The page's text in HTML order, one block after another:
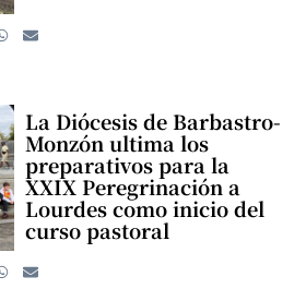
La Diócesis de Barbastro-
Monzón ultima los
preparativos para la
XXIX Peregrinación a
Lourdes como inicio del
curso pastoral